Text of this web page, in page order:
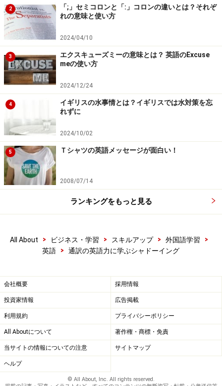
かく英語を口から出す。この作業をしましょう。
モデルの音声さえあれば、どこででも練習
細切れ時間を利用してコツコツ練習
シャドーイングは、どこででも練習できます。iPodなど
を活用すれば、電車の中でも口パクで練習出来ます。周
りの目が少々気になるのが玉にきずですが、英語を集中
的に学んで来た人なら、誰もが経験して来たことです。
私が主宰するMizuno Method English Language Schoolの
生徒さんは、出張時の新幹線の中で発音練習をしていた
い思いをしたことがあると仰っていました。私自身も、
もちろんそんな経験が何度もあります。この際、恥をし
う！
2
「;」セミコロンと「:」コロンの違いとは？それぞ
れの意味と使い方
2024/04/10
3
エクスキューズミーの意味とは？ 英語のExcuse
meの使い方
2024/12/24
4
イギリスの水事情とは？イギリスでは水対策を忘
れずに
2024/10/02
5 Ｔシャツの英語メッセージが面白い！
2008/07/14
ランキングをもっと見る
All About > ビジネス・学習 > スキルアップ > 外国語学習
>
英語
> 通訳の英語力に学ぶシャドーイング
会社概要 採用情報
投資家情報 広告掲載
利用規約 プライバシーポリシー
All Aboutについて 著作権・商標・免責
当サイトの情報についての注意 サイトマップ
ヘルプ
© All About, Inc. All rights reserved.